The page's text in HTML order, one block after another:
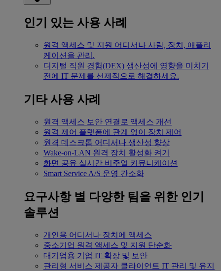
인기 있는 사용 사례
원격 액세스 및 지원 어디서나 사람, 장치, 애플리
케이션을 관리.
디지털 직원 경험(DEX) 생산성에 영향을 미치기
전에 IT 문제를 선제적으로 해결하세요.
기타 사용 사례
원격 액세스 보안 연결로 액세스 개선
원격 제어 플랫폼에 관계 없이 장치 제어
원격 데스크톱 어디서나 생산성 향상
Wake-on-LAN 원격 장치 활성화 켜기
화면 공유 실시간 비주얼 커뮤니케이션
Smart Service A/S 운영 간소화
요구사항 별 다양한 팀을 위한 인기
솔루션
개인용 어디서나 장치에 액세스
중소기업 원격 액세스 및 지원 단순화
대기업용 기업 IT 확장 및 보안
관리형 서비스 제공자 클라이언트 IT 관리 및 유지